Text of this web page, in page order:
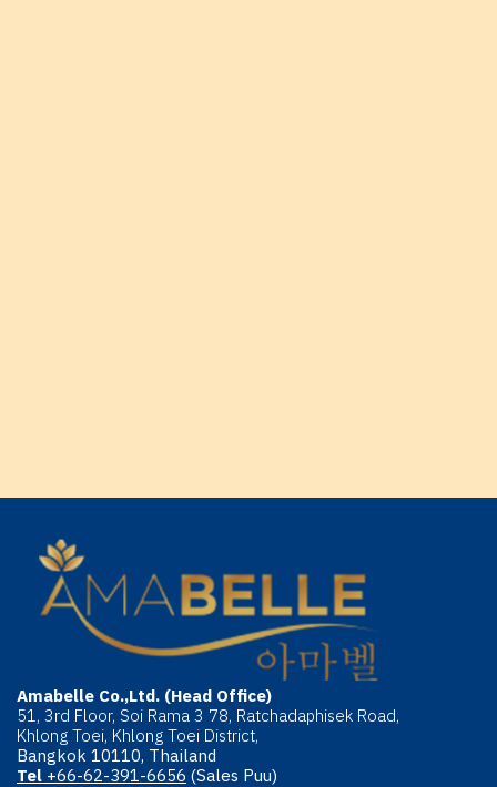
Amabelle Co.,Ltd. (Head Office)
51, 3rd Floor, Soi Rama 3 78, Ratchadaphisek Road,
Khlong Toei, Khlong Toei District,
Bangkok 10110, Thailand
Tel +66-62-391-6656 (Sales Puu)